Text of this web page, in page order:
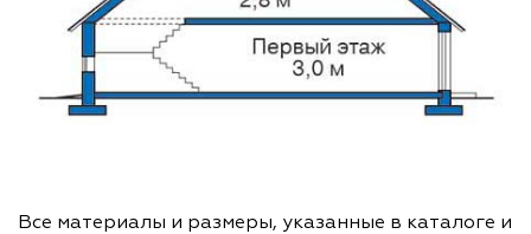
Все материалы и размеры, указанные в каталоге и